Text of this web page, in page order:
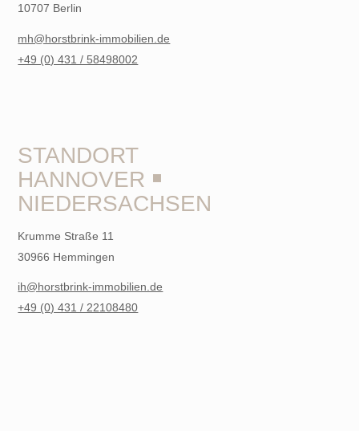
10707 Berlin
mh@horstbrink-immobilien.de
+49 (0) 431 / 58498002
STANDORT
HANNOVER ￭
NIEDERSACHSEN
Krumme Straße 11
30966 Hemmingen
ih@horstbrink-immobilien.de
+49 (0) 431 / 22108480